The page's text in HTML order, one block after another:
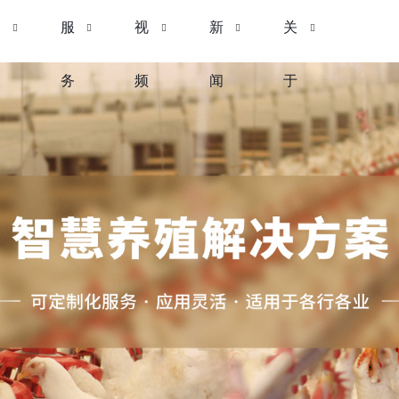
服
务
视
频
新
闻
关
于